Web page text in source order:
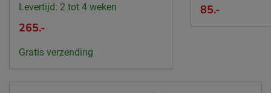
Levertijd: 2 tot 4 weken
265.-
Gratis verzending
85.-